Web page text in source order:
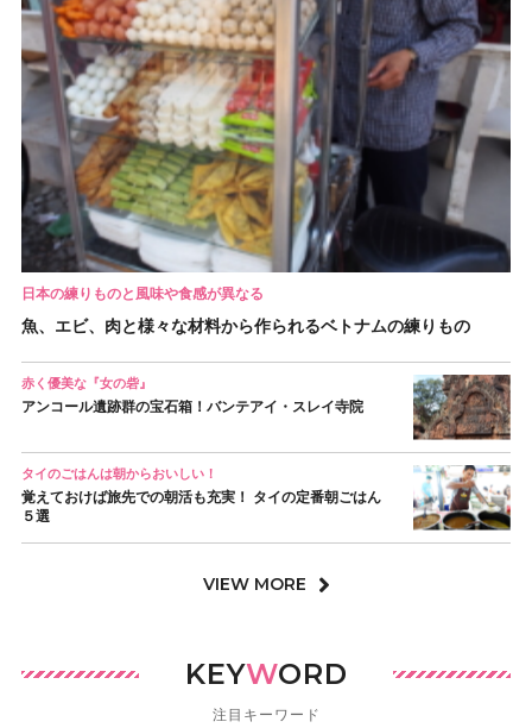
日本の練りものと風味や食感が異なる
魚、エビ、肉と様々な材料から作られるベトナムの練りもの
赤く優美な『女の砦』
アンコール遺跡群の宝石箱！バンテアイ・スレイ寺院
タイのごはんは朝からおいしい！
覚えておけば旅先での朝活も充実！ タイの定番朝ごはん
５選
VIEW MORE
KEYWORD
注目キーワード